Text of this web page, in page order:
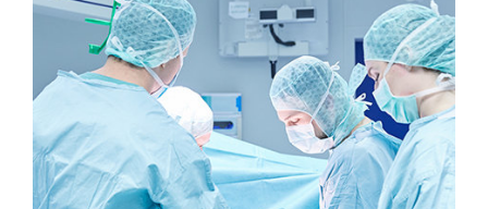
Gutenbergs Geburtsstadt besticht nicht
nur durch ihre zentrale Lage im
wirtschaftsstarken Rhein-Main-Gebiet,
sondern vor allem durch ein überaus
reiches Kulturangebot ...
Mehr